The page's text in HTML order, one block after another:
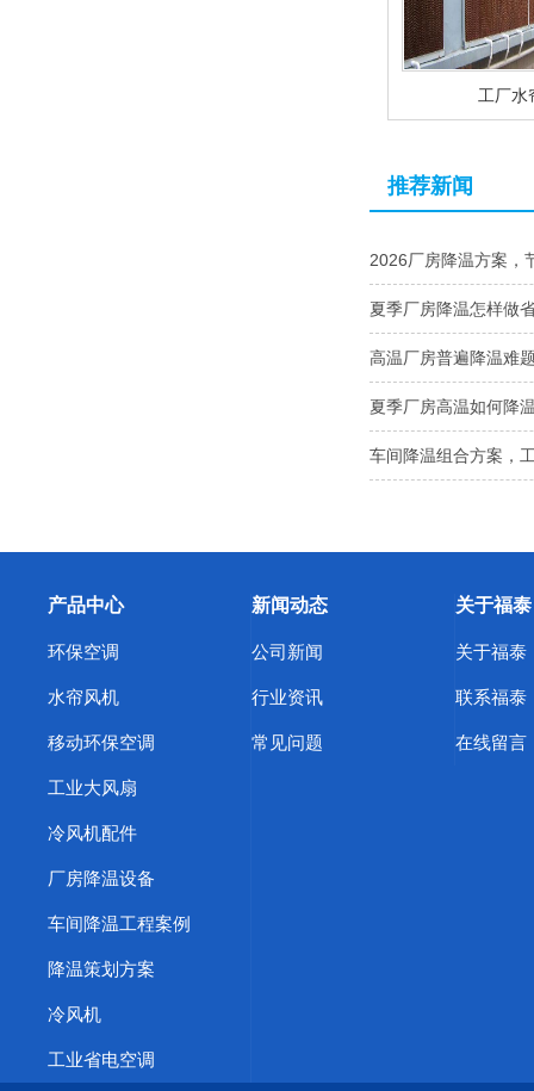
工厂水
推荐新闻
2026厂房降温方案
夏季厂房降温怎样做
高温厂房普遍降温难
夏季厂房高温如何降
车间降温组合方案，
产品中心
环保空调
水帘风机
移动环保空调
工业大风扇
冷风机配件
厂房降温设备
车间降温工程案例
降温策划方案
冷风机
工业省电空调
新闻动态
公司新闻
行业资讯
常见问题
关于福泰
关于福泰
联系福泰
在线留言